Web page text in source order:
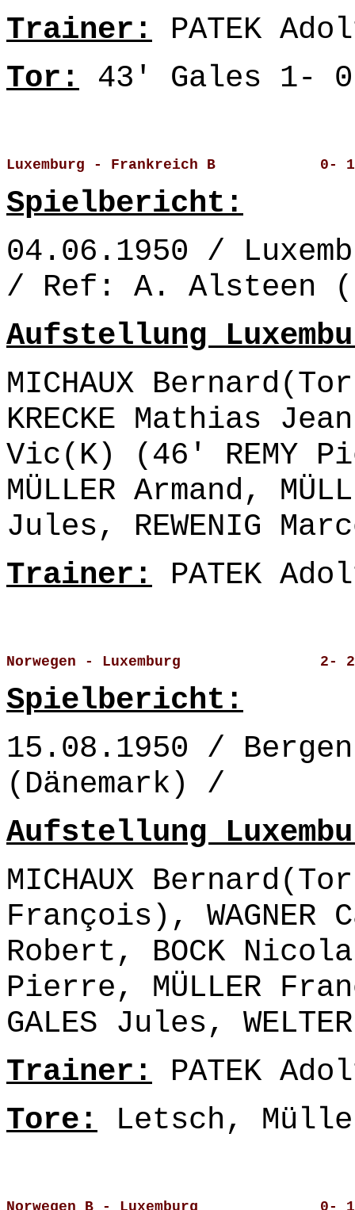
Trainer: PATEK
Tor: 43' Gales 1-
Luxemburg - Frankreich B            0-
Spielbericht:
04.06.1950 /
/ Ref: A. Alsteen
Aufstellung
MICHAUX
KRECKE Mathias
Vic(K) (46' REMY
MÜLLER Armand,
Jules, REWENIG
Trainer: PATEK
Norwegen - Luxemburg                2-
Spielbericht:
15.08.1950 /
(Dänemark) /
Aufstellung
MICHAUX
François), WAGNER
Robert, BOCK
Pierre, MÜLLER
GALES Jules,
Trainer: PATEK
Tore: Letsch,
Norwegen B - Luxemburg              0-